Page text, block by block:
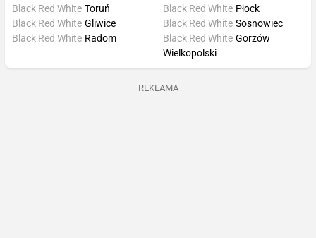
Black Red White Toruń
Black Red White Gliwice
Black Red White Radom
Black Red White Płock
Black Red White Sosnowiec
Black Red White Gorzów
Wielkopolski
REKLAMA